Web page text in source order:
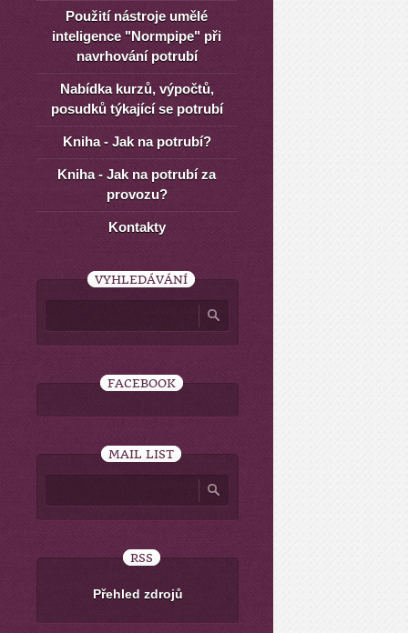
Použití nástroje umělé
inteligence "Normpipe" při
navrhování potrubí
Nabídka kurzů, výpočtů,
posudků týkající se potrubí
Kniha - Jak na potrubí?
Kniha - Jak na potrubí za
provozu?
Kontakty
VYHLEDÁVÁNÍ
FACEBOOK
MAIL LIST
RSS
Přehled zdrojů